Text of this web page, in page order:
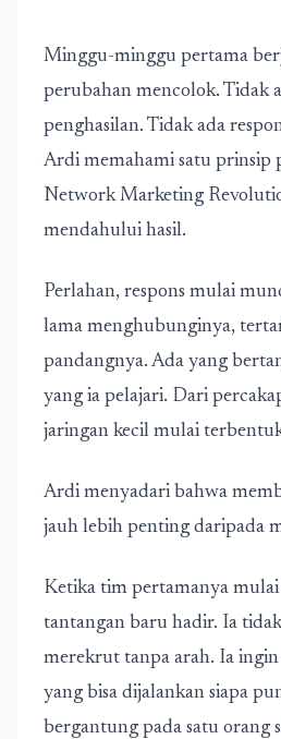
Minggu-minggu pertama
perubahan mencolok. Tidak
penghasilan. Tidak ada
Ardi memahami satu prinsip
Network Marketing
mendahului hasil.
Perlahan, respons mulai
lama menghubunginya,
pandangnya. Ada yang
yang ia pelajari. Dari
jaringan kecil mulai
Ardi menyadari bahwa
jauh lebih penting daripada
Ketika tim pertamanya
tantangan baru hadir. Ia
merekrut tanpa arah. Ia
yang bisa dijalankan siapa
bergantung pada satu orang